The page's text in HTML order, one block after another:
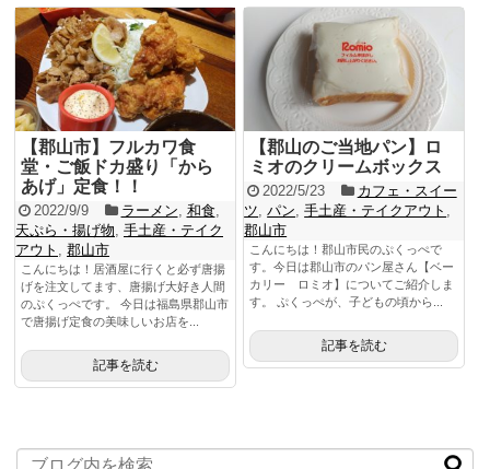
【郡山市】フルカワ食
堂・ご飯ドカ盛り「から
あげ」定食！！
2022/9/9 ラーメン 和食,
天ぷら・揚げ物 手土産・テイク
アウト
郡山市
こんにちは！居酒屋に行くと必ず唐揚
げを注文してます、唐揚げ大好き人間
のぷくっぺです。 今日は福島県郡山市
で唐揚げ定食の美味しいお店を...
記事を読む
【郡山のご当地パン】ロ
ミオのクリームボックス
2022/5/23
カフェ・スイー
ツ ,パン ,手土産・テイクアウト
郡山市
こんにちは！郡山市民のぷくっぺで
す。今日は郡山市のパン屋さん【ベー
カリー ロミオ】についてご紹介しま
す。 ぷくっぺが、子どもの頃から...
記事を読む